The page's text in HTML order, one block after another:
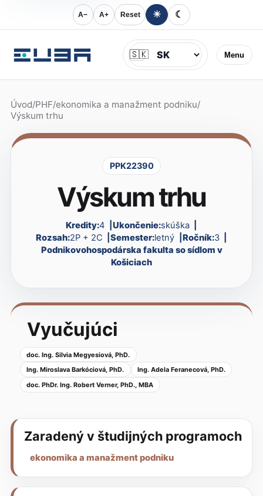
A− A+ Reset ☀ ☾
Menu
Jazyk
🇸🇰
Úvod/PHF/ekonomika a manažment podniku/
Výskum trhu
PPK22390
Výskum trhu
Kredity:4 Ukončenie:skúška
Rozsah:2P + 2C Semester:letný Ročník:3
Podnikovohospodárska fakulta so sídlom v
Košiciach
Vyučujúci
doc. Ing. Silvia Megyesiová, PhD.
Ing. Miroslava Barkóciová, PhD.
Ing. Adela Feranecová, PhD.
doc. PhDr. Ing. Robert Verner, PhD., MBA
Zaradený v študijných programoch
ekonomika a manažment podniku